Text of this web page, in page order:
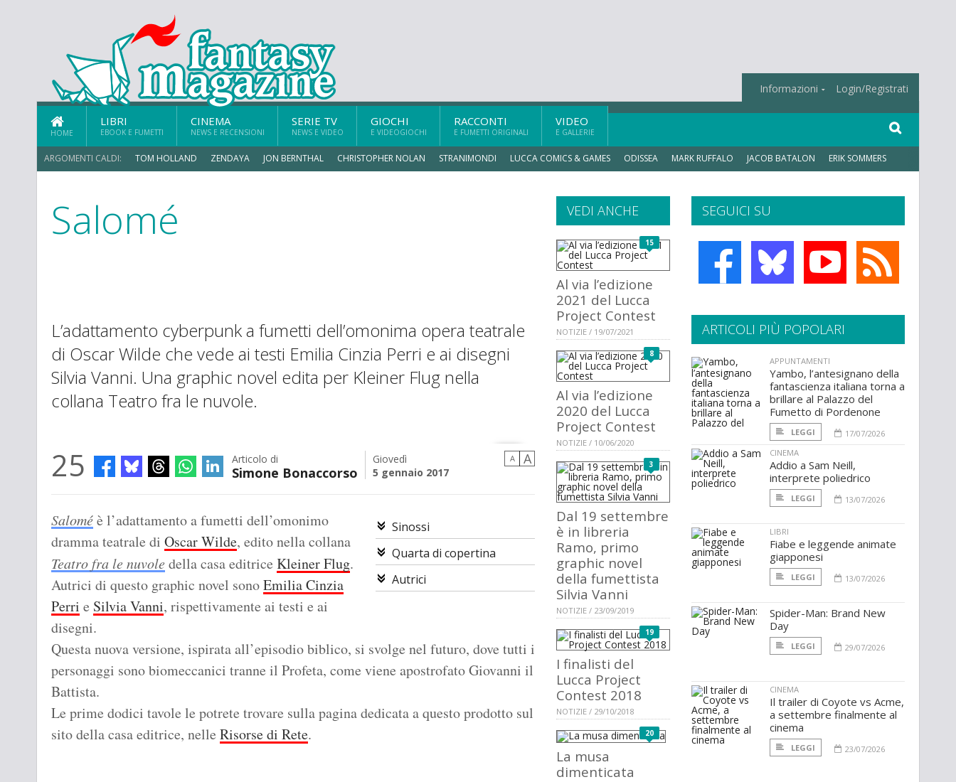
Informazioni Login/Registrati
HOME
LIBRI
EBOOK E FUMETTI
CINEMA
NEWS E RECENSIONI
SERIE TV
NEWS E VIDEO
GIOCHI
E VIDEOGIOCHI
RACCONTI
E FUMETTI ORIGINALI
VIDEO
E GALLERIE
ARGOMENTI CALDI: TOM HOLLAND ZENDAYA JON BERNTHAL CHRISTOPHER NOLAN STRANIMONDI LUCCA COMICS & GAMES ODISSEA MARK RUFFALO JACOB BATALON ERIK SOMMERS
Salomé
L’adattamento cyberpunk a fumetti dell’omonima opera teatrale
di Oscar Wilde che vede ai testi Emilia Cinzia Perri e ai disegni
Silvia Vanni. Una graphic novel edita per Kleiner Flug nella
collana Teatro fra le nuvole.
25 Articolo di
Simone Bonaccorso
Giovedì
5 gennaio 2017
A A
Sinossi
Quarta di copertina
Autrici
Saloméè l’adattamento a fumetti dell’omonimo
dramma teatrale di Oscar Wilde, edito nella collana
Teatro fra le nuvole della casa editrice Kleiner Flug.
Autrici di questo graphic novel sonoEmilia Cinzia
Perri e Silvia Vanni, rispettivamente ai testi e ai
disegni.
Questa nuova versione, ispirata all’episodio biblico, si svolge nel futuro, dove tutti i
personaggi sono biomeccanici tranne il Profeta, come viene apostrofato Giovanni il
Battista.
Le prime dodici tavole le potrete trovare sulla pagina dedicata a questo prodotto sul
sito della casa editrice, nelle Risorse di Rete.
SEGUICI SU
VEDI ANCHE
15
Al via l’edizione
2021 del Lucca
Project Contest
NOTIZIE / 19/07/2021
8
Al via l’edizione
2020 del Lucca
Project Contest
NOTIZIE / 10/06/2020
3
Dal 19 settembre
è in libreria
Ramo, primo
graphic novel
della fumettista
Silvia Vanni
NOTIZIE / 23/09/2019
19
I finalisti del
Lucca Project
Contest 2018
NOTIZIE / 29/10/2018
20
La musa
dimenticata
ARTICOLI PIÙ POPOLARI
APPUNTAMENTI
Yambo, l’antesignano della
fantascienza italiana torna a
brillare al Palazzo del
Fumetto di Pordenone
LEGGI
17/07/2026
CINEMA
Addio a Sam Neill,
interprete poliedrico
LEGGI 13/07/2026
LIBRI
Fiabe e leggende animate
giapponesi
LEGGI 13/07/2026
Spider-Man: Brand New
Day
LEGGI 29/07/2026
CINEMA
Il trailer di Coyote vs Acme,
a settembre finalmente al
cinema
LEGGI 23/07/2026